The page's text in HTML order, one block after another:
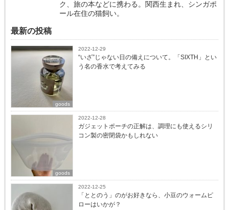
ク、旅の本などに携わる。関西生まれ、シンガポ
ール在住の猫飼い。
最新の投稿
goods
2022-12-29
“いざ”じゃない日の備えについて。「SIXTH」とい
う名の香水で考えてみる
goods
2022-12-28
ガジェットポーチの正解は、調理にも使えるシリ
コン製の密閉袋かもしれない
2022-12-25
「ととのう」のがお好きなら、小豆のウォームピ
ローはいかが？